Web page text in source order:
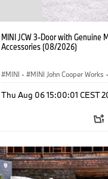
MINI JCW 3-Door with Genuine
Accessories (08/2026)
MINI · MINI John Cooper Works ·
Προαιρετικός εξοπλισμός, αξεσουάρ
Thu Aug 06 15:00:01 CEST